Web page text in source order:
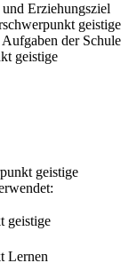
Erziehungsziel
geistige
der Schule
geistige
geistige
geistige
Lernen